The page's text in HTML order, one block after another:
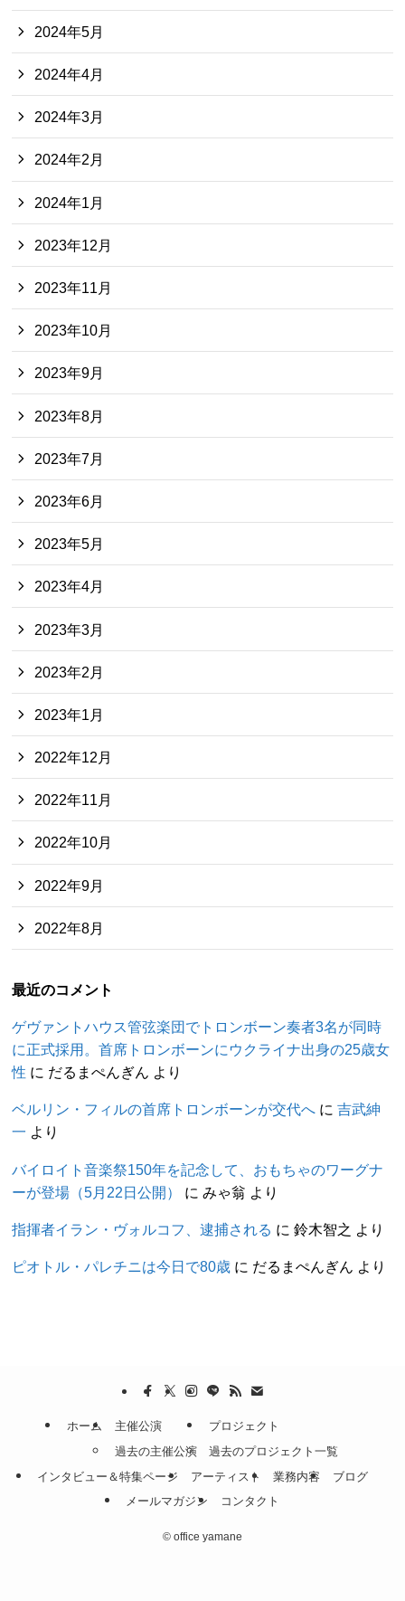
2024年5月
2024年4月
2024年3月
2024年2月
2024年1月
2023年12月
2023年11月
2023年10月
2023年9月
2023年8月
2023年7月
2023年6月
2023年5月
2023年4月
2023年3月
2023年2月
2023年1月
2022年12月
2022年11月
2022年10月
2022年9月
2022年8月
最近のコメント
ゲヴァントハウス管弦楽団でトロンボーン奏者3名が同時
に正式採用。首席トロンボーンにウクライナ出身の25歳女
性 に だるまぺんぎん より
ベルリン・フィルの首席トロンボーンが交代へ に吉武紳
一 より
バイロイト音楽祭150年を記念して、おもちゃのワーグナ
ーが登場（5月22日公開）
に みゃ翁 より
指揮者イラン・ヴォルコフ、逮捕される に鈴木智之 より
ピオトル・パレチニは今日で80歳 に だるまぺんぎん より
ホーム
主催公演
過去の主催公演
プロジェクト
過去のプロジェクト一覧
インタビュー＆特集ページ
アーティスト 業務内容
ブログ
メールマガジン
コンタクト
© office yamane